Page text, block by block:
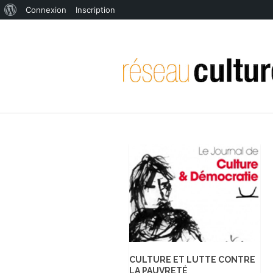
CULTURE ET LUTTE CONTRE
LA PAUVRETÉ
Connexion Inscription